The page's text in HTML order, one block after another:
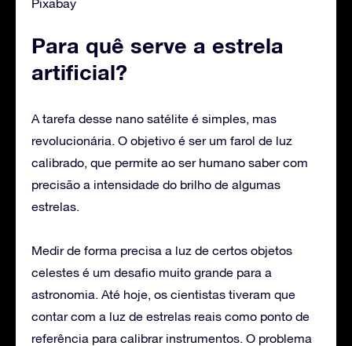
Pixabay
Para quê serve a estrela
artificial?
A tarefa desse nano satélite é simples, mas
revolucionária. O objetivo é ser um farol de luz
calibrado, que permite ao ser humano saber com
precisão a intensidade do brilho de algumas
estrelas.
Medir de forma precisa a luz de certos objetos
celestes é um desafio muito grande para a
astronomia. Até hoje, os cientistas tiveram que
contar com a luz de estrelas reais como ponto de
referência para calibrar instrumentos. O problema